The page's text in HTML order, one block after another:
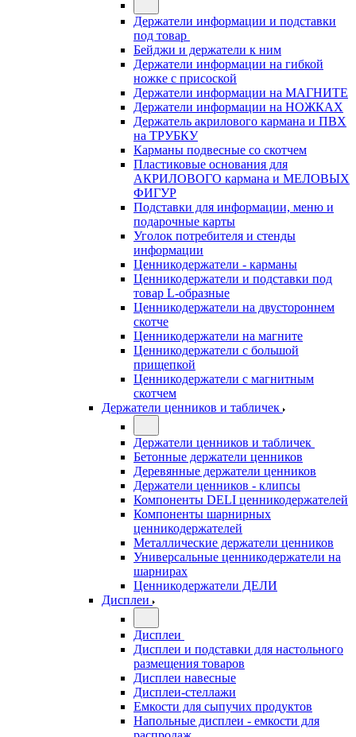
Держатели информации и подставки
под товар
Бейджи и держатели к ним
Держатели информации на гибкой
ножке с присоской
Держатели информации на МАГНИТЕ
Держатели информации на НОЖКАХ
Держатель акрилового кармана и ПВХ
на ТРУБКУ
Карманы подвесные со скотчем
Пластиковые основания для
АКРИЛОВОГО кармана и МЕЛОВЫХ
ФИГУР
Подставки для информации, меню и
подарочные карты
Уголок потребителя и стенды
информации
Ценникодержатели - карманы
Ценникодержатели и подставки под
товар L-образные
Ценникодержатели на двустороннем
скотче
Ценникодержатели на магните
Ценникодержатели с большой
прищепкой
Ценникодержатели с магнитным
скотчем
Держатели ценников и табличек
Держатели ценников и табличек
Бетонные держатели ценников
Деревянные держатели ценников
Держатели ценников - клипсы
Компоненты DELI ценникодержателей
Компоненты шарнирных
ценникодержателей
Металлические держатели ценников
Универсальные ценникодержатели на
шарнирах
Ценникодержатели ДЕЛИ
Дисплеи
Дисплеи
Дисплеи и подставки для настольного
размещения товаров
Дисплеи навесные
Дисплеи-стеллажи
Емкости для сыпучих продуктов
Напольные дисплеи - емкости для